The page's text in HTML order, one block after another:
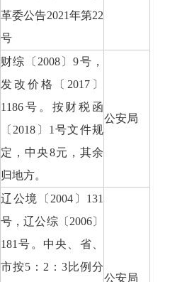
革委公告2021年第22
号
财综〔2008〕9号，
发改价格〔2017〕
1186号。按财税函
〔2018〕1号文件规
定，中央8元，其余
归地方。
公安局
辽公境〔2004〕131
号，辽公综〔2006〕
181号。中央、省、
市按5：2：3比例分
公安局